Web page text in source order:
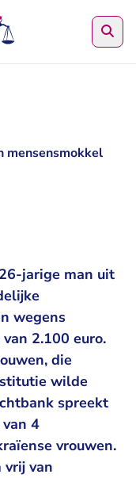
mensensmokkel
jarige man uit
wegens
2.100 euro.
die
wilde
spreekt
4
vrouwen.
vrij van